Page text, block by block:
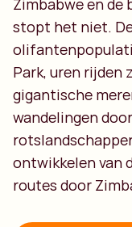
Zimbabwe en de
stopt het niet.
Park, uren rijden
gigantische
wandelingen
ontwikkelen van
routes door